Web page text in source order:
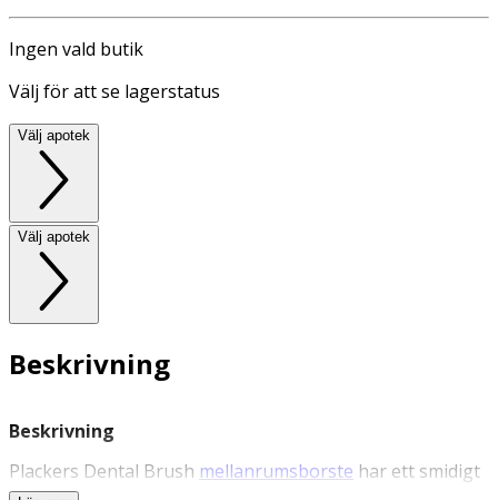
Ingen vald butik
Välj för att se lagerstatus
Välj apotek
Välj apotek
Beskrivning
Beskrivning
Plackers Dental Brush mellanrumsborste har ett smidigt